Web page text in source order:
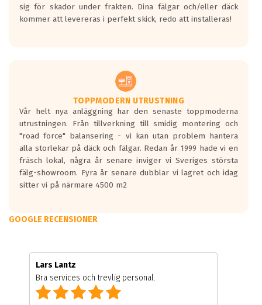
sig för skador under frakten. Dina fälgar och/eller däck
kommer att levereras i perfekt skick, redo att installeras!
TOPPMODERN UTRUSTNING
Vår helt nya anläggning har den senaste toppmoderna
utrustningen. Från tillverkning till smidig montering och
"road force" balansering - vi kan utan problem hantera
alla storlekar på däck och fälgar. Redan år 1999 hade vi en
fräsch lokal, några år senare inviger vi Sveriges största
fälg-showroom. Fyra år senare dubblar vi lagret och idag
sitter vi på närmare 4500 m2
GOOGLE RECENSIONER
Lars Lantz
Bra services och trevlig personal.